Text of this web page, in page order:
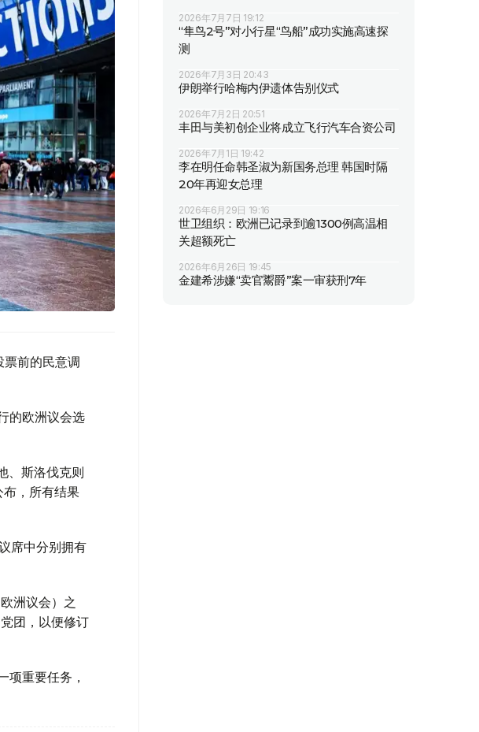
前的民意调
的欧洲议会选
、斯洛伐克则
，所有结果
席中分别拥有
洲议会）之
团，以便修订
项重要任务，
2026年7月7日 19:12
“隼鸟2号”对小行星“鸟船”成功实施高速探
测
2026年7月3日 20:43
伊朗举行哈梅内伊遗体告别仪式
2026年7月2日 20:51
丰田与美初创企业将成立飞行汽车合资公司
2026年7月1日 19:42
李在明任命韩圣淑为新国务总理 韩国时隔
20年再迎女总理
2026年6月29日 19:16
世卫组织：欧洲已记录到逾1300例高温相
关超额死亡
2026年6月26日 19:45
金建希涉嫌“卖官鬻爵”案一审获刑7年